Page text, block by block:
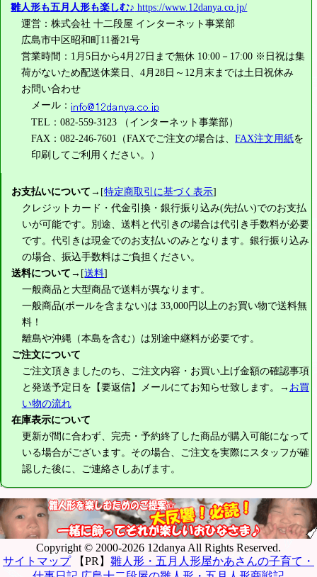
雛人形も五月人形も楽しむ♪ https://www.12danya.co.jp/
運営：株式会社 十二段屋 インターネット事業部
広島市中区昭和町11番21号
営業時間：1月5日から4月27日まで無休 10:00－17:00 ※日祝は集
荷がないため配送休業日、4月28日～12月末までは土日祝休み
お問い合わせ
メール：
TEL：082-559-3123 （インターネット事業部）
FAX：082-246-7601（FAXでご注文の場合は、FAX注文用紙を
印刷してご利用ください。）
お支払いについて→[特定商取引に基づく表示]
クレジットカード・代金引換・銀行振り込み(先払い)でのお支払
いが可能です。別途、送料と代引きの場合は代引き手数料が必要
です。代引きは現金でのお支払いのみとなります。銀行振り込み
の場合、振込手数料はご負担ください。
送料について→[送料]
一般商品と大型商品で送料が異なります。
一般商品(ポールを含まない)は 33,000円 以上のお買い物で送料無
料！
離島や沖縄（本島を含む）は別途中継料が必要です。
ご注文について
ご注文頂きましたのち、ご注文内容・お買い上げ金額の確認事項
と発送予定日を【要返信】メールにてお知らせ致します。→ お買
い物の流れ
在庫表示について
更新が間に合わず、完売・予約終了した商品が購入可能になって
いる場合がございます。その場合、ご注文を実際にスタッフが確
認した後に、ご連絡さしあげます。
Copyright © 2000-2026 12danya All Rights Reserved.
サイトマップ
【PR】 雛人形・五月人形屋かあさんの子育て・